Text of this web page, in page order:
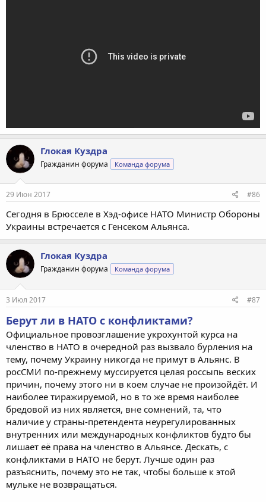
Глокая Куздра
Гражданин форума Команда форума
29 Июн 2017 #86
Сегодня в Брюсселе в Хэд-офисе НАТО Министр Обороны
Украины встречается с Генсеком Альянса.
Глокая Куздра
Гражданин форума Команда форума
3 Июл 2017 #87
Берут ли в НАТО с конфликтами?
Официальное провозглашение укрохунтой курса на
членство в НАТО в очередной раз вызвало бурления на
тему, почему Украину никогда не примут в Альянс. В
росСМИ по-прежнему муссируется целая россыпь веских
причин, почему этого ни в коем случае не произойдёт. И
наиболее тиражируемой, но в то же время наиболее
бредовой из них является, вне сомнений, та, что
наличие у страны-претендента неурегулированных
внутренних или международных конфликтов будто бы
лишает её права на членство в Альянсе. Дескать, с
конфликтами в НАТО не берут. Лучше один раз
разъяснить, почему это не так, чтобы больше к этой
мульке не возвращаться.